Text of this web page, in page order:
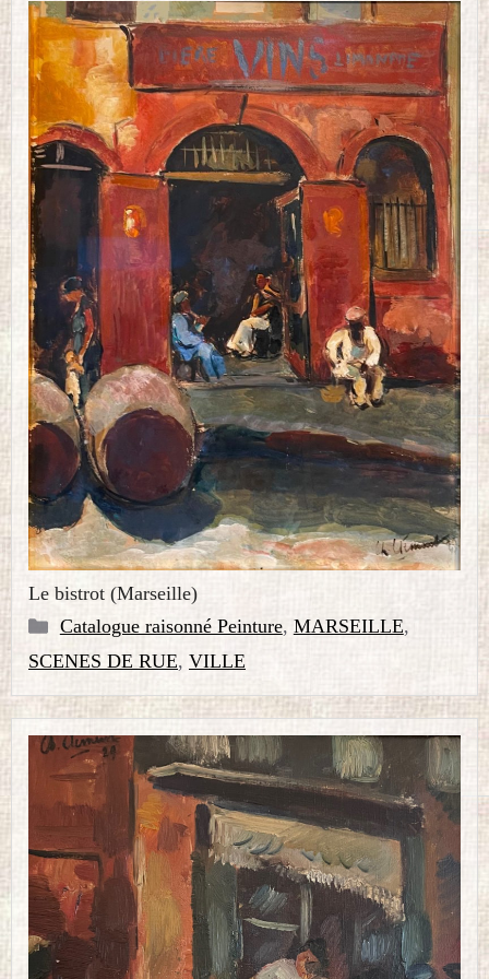
Le bistrot (Marseille)
Catégories
Catalogue raisonné Peinture, MARSEILLE,
SCENES DE RUE, VILLE